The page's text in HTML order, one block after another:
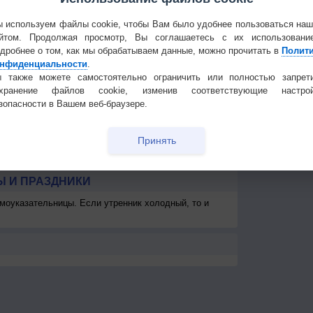
>10 км
150
1-3
<7
>10 км
50
1-3
<7
>10 км
200
2-5
<7
>10 км
250
1-3
<7
>10 км
250
1-3
<7
>10 км
800
>10 км
800
>10 км
400
И ПРАЗДНИКИ
Если утренник холодный, то и
Гостевая
используем файлы cookie, чтобы Вам было удобнее пользоваться
Продолжая просмотр, Вы соглашаетесь с их
о том, как мы обрабатываем данные, можно прочитать в
также можете самостоятельно ограничить или полностью
файлов cookie, изменив соответствующие
в Вашем веб-браузере.
Принять